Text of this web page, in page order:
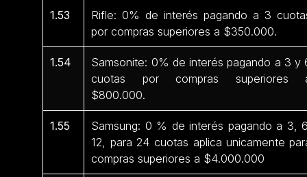
1.53
Rifle: 0% de interés pagando a 3
por compras superiores a $350.000.
1.54
Samsonite: 0% de interés pagando a 3 y
cuotas por compras superiores
$800.000.
1.55
Samsung: 0 % de interés pagando a 3,
12, para 24 cuotas aplica unicamente
compras superiores a $4.000.000